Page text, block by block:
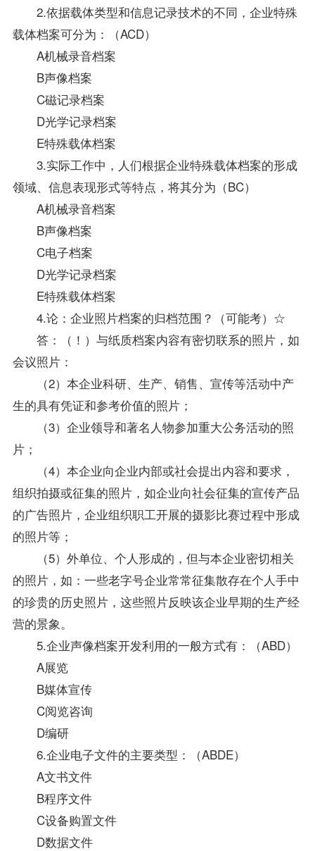
2.依据载体类型和信息记录技术的不同，企业特殊
载体档案可分为：（ACD）
A机械录音档案
B声像档案
C磁记录档案
D光学记录档案
E特殊载体档案
3.实际工作中，人们根据企业特殊载体档案的形成
领域、信息表现形式等特点，将其分为（BC）
A机械录音档案
B声像档案
C电子档案
D光学记录档案
E特殊载体档案
4.论：企业照片档案的归档范围？（可能考）☆
答：（！）与纸质档案内容有密切联系的照片，如
会议照片：
（2）本企业科研、生产、销售、宣传等活动中产
生的具有凭证和参考价值的照片；
（3）企业领导和著名人物参加重大公务活动的照
片；
（4）本企业向企业内部或社会提出内容和要求，
组织拍摄或征集的照片，如企业向社会征集的宣传产品
的广告照片，企业组织职工开展的摄影比赛过程中形成
的照片等；
（5）外单位、个人形成的，但与本企业密切相关
的照片，如：一些老字号企业常常征集散存在个人手中
的珍贵的历史照片，这些照片反映该企业早期的生产经
营的景象。
5.企业声像档案开发利用的一般方式有：（ABD）
A展览
B媒体宣传
C阅览咨询
D编研
6.企业电子文件的主要类型：（ABDE）
A文书文件
B程序文件
C设备购置文件
D数据文件